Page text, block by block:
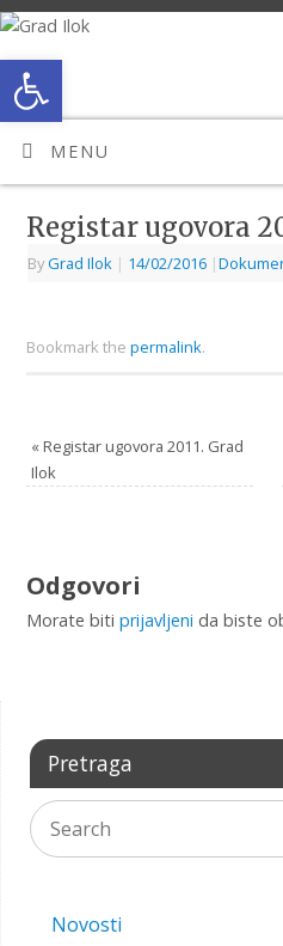
Open toolbar
MENU
Registar ugovora
ByGrad Ilok | 14/02/2016 |
Bookmark the permalink.
«Registar ugovora 2011. Grad
Ilok
Odgovori
Morate biti prijavljeni da biste
Pretraga
Novosti